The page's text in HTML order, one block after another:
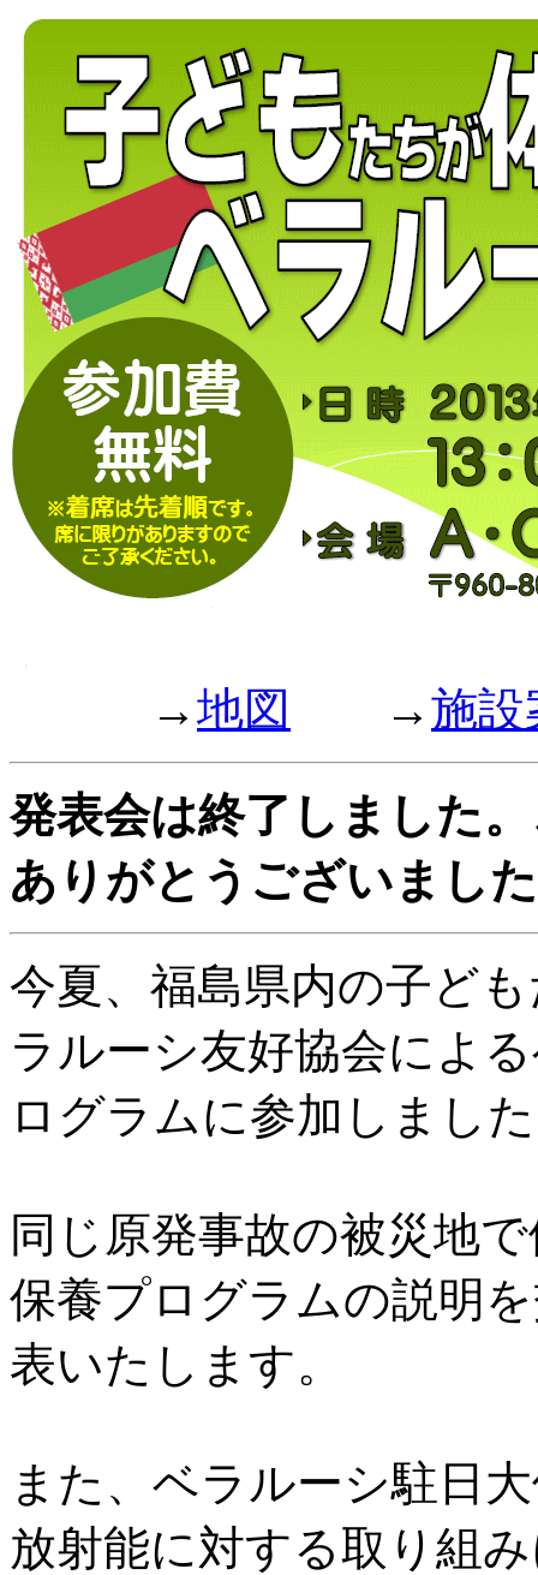
→地図 →施設
発表会は終了しました
ありがとうございまし
今夏、福島県内の子ど
ラルーシ友好協会によ
ログラムに参加しまし
同じ原発事故の被災地
保養プログラムの説明
表いたします。
また、ベラルーシ駐日
放射能に対する取り組